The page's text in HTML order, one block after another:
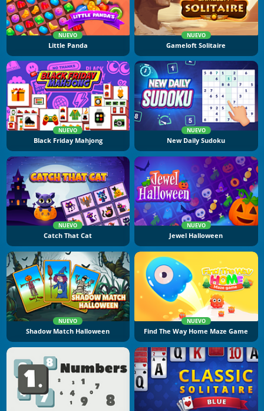
NUEVO
Little Panda
NUEVO
Gameloft Solitaire
NUEVO
Black Friday Mahjong
NUEVO
New Daily Sudoku
NUEVO
Catch That Cat
NUEVO
Jewel Halloween
NUEVO
Shadow Match Halloween
NUEVO
Find The Way Home Maze Game